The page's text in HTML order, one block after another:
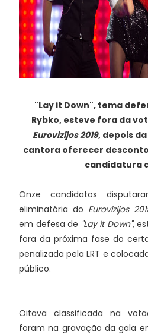
"Lay it Down", tema
Rybko, esteve fora da
Eurovizijos 2019, depois
cantora oferecer
candidatura
Onze candidatos
eliminatória do Eurovizijos
em defesa de "Lay it Down",
fora da próxima fase do
penalizada pela LRT e
público.
Oitava classificada na
foram na gravação da gala